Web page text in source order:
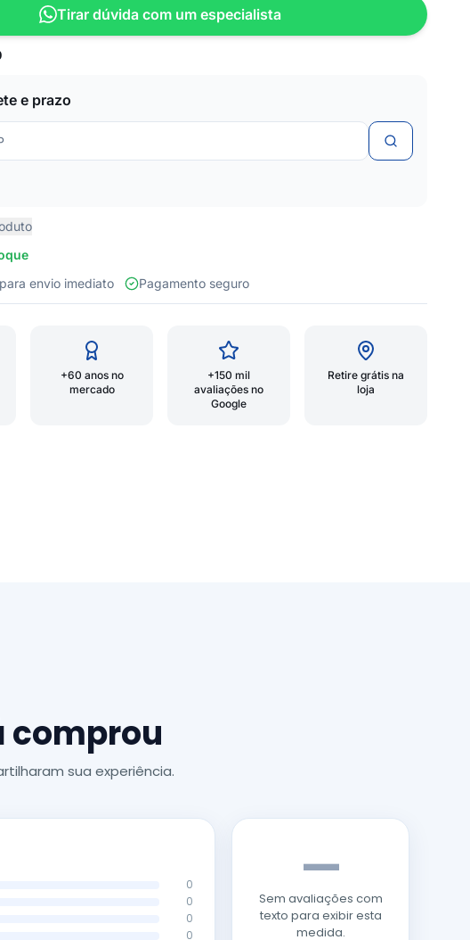
Tirar dúvida com um especialista
e prazo
envio imediato
Pagamento seguro
+60 anos no
mercado
+150 mil
avaliações no
Google
Retire grátis na
loja
comprou
sua experiência.
0
0
0
0
—
Sem avaliações com
texto para exibir esta
medida.